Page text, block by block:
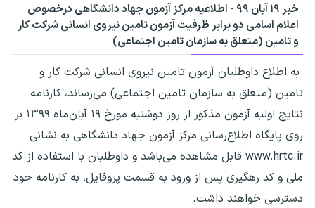
خبر ۱۹ آبان ۹۹ - اطلاعیه مرکز آزمون جهاد دانشگاهی درخصوص
اعلام اسامی دو برابر ظرفیت آزمون تامین نیروی انسانی شرکت کار
و تامین (متعلق به سازمان تامین اجتماعی)
به اطلاع داوطلبان آزمون تامین نیروی انسانی شرکت کار و
تامین (متعلق به سازمان تامین اجتماعی) می‌رساند، کارنامه
نتایج اولیه آزمون مذکور از روز دوشنبه مورخ ۱۹ آبان‌ماه ۱۳۹۹ بر
روی پایگاه اطلاع‌رسانی مرکز آزمون جهاد دانشگاهی به نشانی
www.hrtc.ir قابل مشاهده می‌باشد و داوطلبان با استفاده از کد
ملی و کد رهگیری پس از ورود به قسمت پروفایل، به کارنامه خود
دسترسی خواهند داشت.